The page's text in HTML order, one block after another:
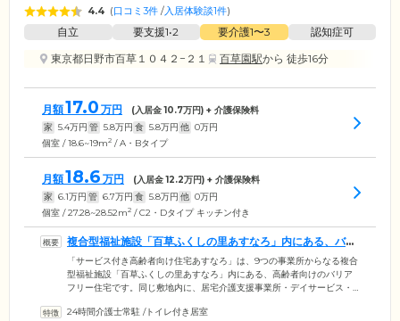
4.4 (口コミ3件 /入居体験談1件)
自立 要支援1•2 要介護1〜3
認知症可
東京都日野市百草１０４２−２１
百草園駅から 徒歩16分
月額17.0 万円 (入居金10.7万円) + 介護保険料
家 5.4万円 管 5.8万円 食 5.8万円 他 0万円
個室 / 18.6~19m2 / A・Bタイプ
月額18.6 万円 (入居金12.2万円) + 介護保険料
家 6.1万円 管 6.7万円 食 5.8万円 他 0万円
個室 / 27.28~28.52m2 / C2・Dタイプ キッチン付き
複合型福祉施設「百草ふくしの里あすなろ」内にある、バリ
アフリー住宅です
「サービス付き高齢者向け住宅あすなろ」は、9つの事業所からなる複合
型福祉施設「百草ふくしの里あすなろ」内にある、高齢者向けのバリア
フリー住宅です。同じ敷地内に、居宅介護支援事業所・デイサービス・
介護事業所を併設しているため、介護が必要になっても安心です。専属
24時間介護士常駐 /トイレ付き居室